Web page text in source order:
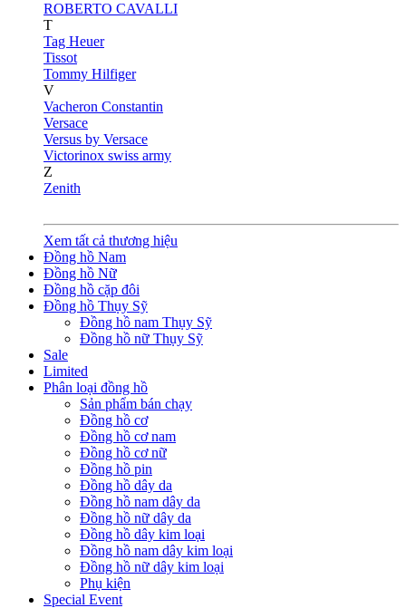
ROBERTO CAVALLI
T
Tag Heuer
Tissot
Tommy Hilfiger
V
Vacheron Constantin
Versace
Versus by Versace
Victorinox swiss army
Z
Zenith
Xem tất cả thương hiệu
Đồng hồ Nam
Đồng hồ Nữ
Đồng hồ cặp đôi
Đồng hồ Thụy Sỹ
Đồng hồ nam Thụy Sỹ
Đồng hồ nữ Thụy Sỹ
Sale
Limited
Phân loại đồng hồ
Sản phẩm bán chạy
Đồng hồ cơ
Đồng hồ cơ nam
Đồng hồ cơ nữ
Đồng hồ pin
Đồng hồ dây da
Đồng hồ nam dây da
Đồng hồ nữ dây da
Đồng hồ dây kim loại
Đồng hồ nam dây kim loại
Đồng hồ nữ dây kim loại
Phụ kiện
Special Event